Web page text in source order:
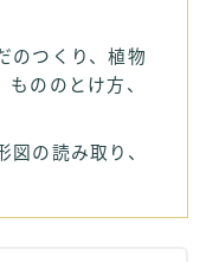
のつくり、植物
もののとけ方、
の読み取り、